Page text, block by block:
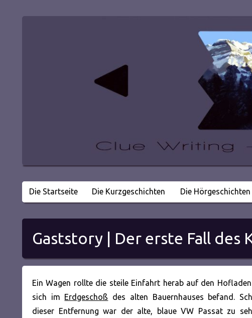
Clue Writing
Die Startseite Die Kurzgeschichten Die Hörgeschichten
Gaststory | Der erste Fall des
Ein Wagen rollte die steile Einfahrt herab auf den
sich im Erdgeschoß des alten Bauernhauses befand.
dieser Entfernung war der alte, blaue VW Passat zu